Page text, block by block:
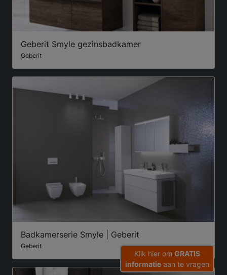
Geberit Smyle gezinsbadkamer
Geberit
Badkamerserie Smyle | Geberit
Geberit
Klik hier om GRATIS
informatie aan te vragen